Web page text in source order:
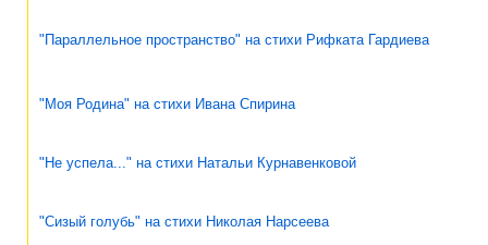
"Параллельное пространство" на стихи Рифката Гардиева
"Моя Родина" на стихи Ивана Спирина
"Не успела..." на стихи Натальи Курнавенковой
"Сизый голубь" на стихи Николая Нарсеева